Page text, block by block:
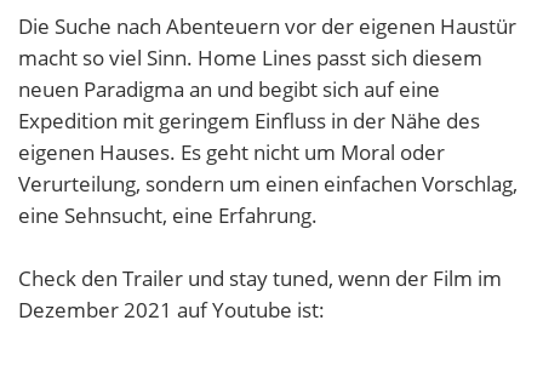
Die Suche nach Abenteuern vor der eigenen Haustür
macht so viel Sinn. Home Lines passt sich diesem
neuen Paradigma an und begibt sich auf eine
Expedition mit geringem Einfluss in der Nähe des
eigenen Hauses. Es geht nicht um Moral oder
Verurteilung, sondern um einen einfachen Vorschlag,
eine Sehnsucht, eine Erfahrung.
Check den Trailer und stay tuned, wenn der Film im
Dezember 2021 auf Youtube ist: